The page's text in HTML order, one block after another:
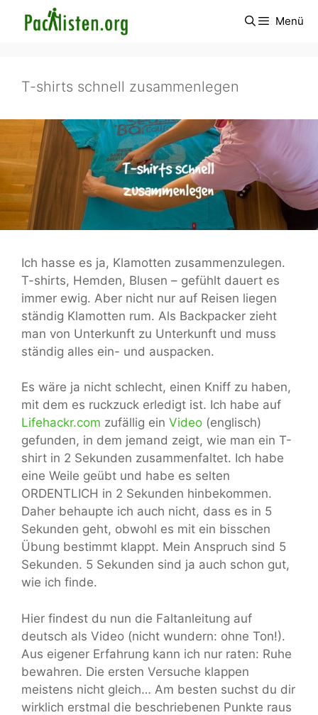
Inhalt
Menü
T-shirts schnell zusammenlegen
Ich hasse es ja, Klamotten zusammenzulegen.
T-shirts, Hemden, Blusen – gefühlt dauert es
immer ewig. Aber nicht nur auf Reisen liegen
ständig Klamotten rum. Als Backpacker zieht
man von Unterkunft zu Unterkunft und muss
ständig alles ein- und auspacken.
Es wäre ja nicht schlecht, einen Kniff zu haben,
mit dem es ruckzuck erledigt ist. Ich habe auf
Lifehackr.com zufällig ein Video (englisch)
gefunden, in dem jemand zeigt, wie man ein T-
shirt in 2 Sekunden zusammenfaltet. Ich habe
eine Weile geübt und habe es selten
ORDENTLICH in 2 Sekunden hinbekommen.
Daher behaupte ich auch nicht, dass es in 5
Sekunden geht, obwohl es mit ein bisschen
Übung bestimmt klappt. Mein Anspruch sind 5
Sekunden. 5 Sekunden sind ja auch schon gut,
wie ich finde.
Hier findest du nun die Faltanleitung auf
deutsch als Video (nicht wundern: ohne Ton!).
Aus eigener Erfahrung kann ich nur raten: Ruhe
bewahren. Die ersten Versuche klappen
meistens nicht gleich… Am besten suchst du dir
wirklich erstmal die beschriebenen Punkte raus